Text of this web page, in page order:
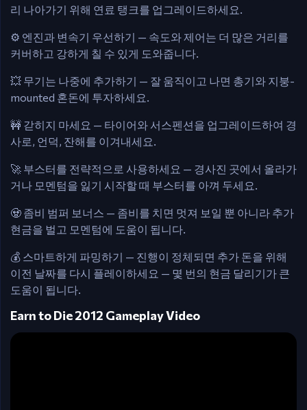
리 나아가기 위해 연료 탱크를 업그레이드하세요.
⚙️ 엔진과 변속기 우선하기 — 속도와 제어는 더 많은 거리를
커버하고 강하게 칠 수 있게 도와줍니다.
💥 무기는 나중에 추가하기 — 잘 움직이고 나면 총기와 지붕-
mounted 혼돈에 투자하세요.
🚧 갇히지 마세요 — 타이어와 서스펜션을 업그레이드하여 경
사로, 언덕, 잔해를 이겨내세요.
🚀 부스터를 전략적으로 사용하세요 — 경사진 곳에서 올라가
거나 모멘텀을 잃기 시작할 때 부스터를 아껴 두세요.
🧟 좀비 범퍼 보너스 — 좀비를 치면 멋져 보일 뿐 아니라 추가
현금을 벌고 모멘텀에 도움이 됩니다.
💰 스마트하게 파밍하기 — 진행이 정체되면 추가 돈을 위해
이전 날짜를 다시 플레이하세요 — 몇 번의 현금 달리기가 큰
도움이 됩니다.
Earn to Die 2012 Gameplay Video